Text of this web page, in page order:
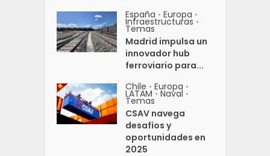
España • Europa •
Infraestructuras •
Temas
Madrid impulsa un
innovador hub
ferroviario para...
Chile • Europa •
LATAM • Naval •
Temas
CSAV navega
desafíos y
oportunidades en
2025